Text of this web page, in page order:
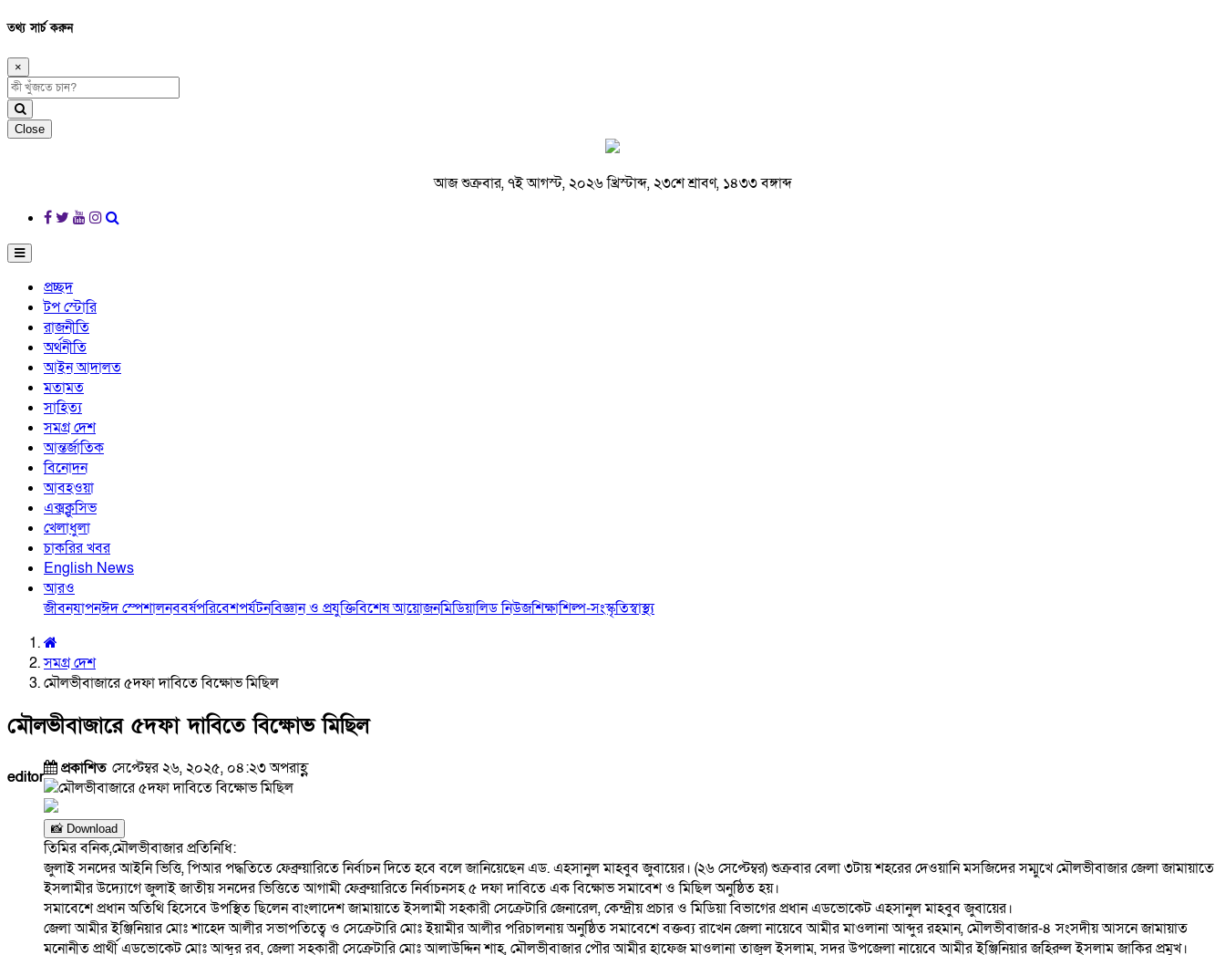
তথ্য সার্চ করুন
×
Close
আজ শুক্রবার, ৭ই আগস্ট, ২০২৬ খ্রিস্টাব্দ, ২৩শে শ্রাবণ, ১৪৩৩ বঙ্গাব্দ
প্রচ্ছদ
টপ স্টোরি
রাজনীতি
অর্থনীতি
আইন আদালত
মতামত
সাহিত্য
সমগ্র দেশ
আন্তর্জাতিক
বিনোদন
আবহওয়া
এক্সক্লুসিভ
খেলাধুলা
চাকরির খবর
English News
আরও
জীবনযাপনঈদ স্পেশালনববর্ষপরিবেশপর্যটনবিজ্ঞান ও প্রযুক্তিবিশেষ আয়োজনমিডিয়ালিড নিউজশিক্ষাশিল্প-সংস্কৃতিস্বাস্থ্য
সমগ্র দেশ
মৌলভীবাজারে ৫দফা দাবিতে বিক্ষোভ মিছিল
মৌলভীবাজারে ৫দফা দাবিতে বিক্ষোভ মিছিল
editor প্রকাশিত সেপ্টেম্বর ২৬, ২০২৫, ০৪:২৩ অপরাহ্ণ
📸 Download
তিমির বনিক,মৌলভীবাজার প্রতিনিধি:
জুলাই সনদের আইনি ভিত্তি, পিআর পদ্ধতিতে ফেব্রুয়ারিতে নির্বাচন দিতে হবে বলে জানিয়েছেন এড. এহসানুল মাহবুব জুবায়ের। (২৬ সেপ্টেম্বর) শুক্রবার বেলা ৩টায় শহরের দেওয়ানি মসজিদের সম্মুখে মৌলভীবাজার জেলা জামায়াতে
ইসলামীর উদ্যোগে জুলাই জাতীয় সনদের ভিত্তিতে আগামী ফেব্রুয়ারিতে নির্বাচনসহ ৫ দফা দাবিতে এক বিক্ষোভ সমাবেশ ও মিছিল অনুষ্ঠিত হয়।
সমাবেশে প্রধান অতিথি হিসেবে উপস্থিত ছিলেন বাংলাদেশ জামায়াতে ইসলামী সহকারী সেক্রেটারি জেনারেল, কেন্দ্রীয় প্রচার ও মিডিয়া বিভাগের প্রধান এডভোকেট এহসানুল মাহবুব জুবায়ের।
জেলা আমীর ইঞ্জিনিয়ার মোঃ শাহেদ আলীর সভাপতিত্বে ও সেক্রেটারি মোঃ ইয়ামীর আলীর পরিচালনায় অনুষ্ঠিত সমাবেশে বক্তব্য রাখেন জেলা নায়েবে আমীর মাওলানা আব্দুর রহমান, মৌলভীবাজার-৪ সংসদীয় আসনে জামায়াত
মনোনীত প্রার্থী এডভোকেট মোঃ আব্দুর রব, জেলা সহকারী সেক্রেটারি মোঃ আলাউদ্দিন শাহ, মৌলভীবাজার পৌর আমীর হাফেজ মাওলানা তাজুল ইসলাম, সদর উপজেলা নায়েবে আমীর ইঞ্জিনিয়ার জহিরুল ইসলাম জাকির প্রমুখ।